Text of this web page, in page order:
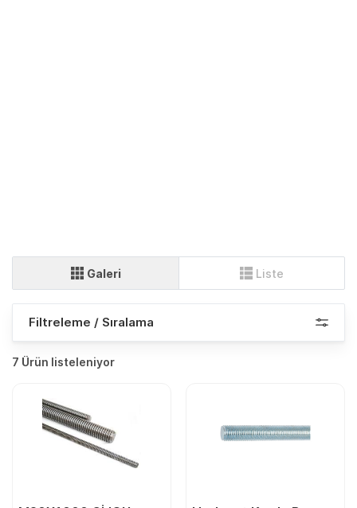
Galeri Liste
Filtreleme / Sıralama
7 Ürün listeleniyor